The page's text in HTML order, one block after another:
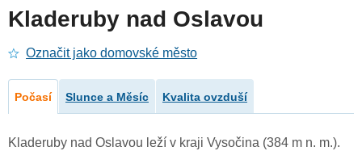
Kladeruby nad Oslavou
Označit jako domovské město
Počasí Slunce a Měsíc Kvalita ovzduší
Kladeruby nad Oslavou leží v kraji Vysočina (384 m n. m.).